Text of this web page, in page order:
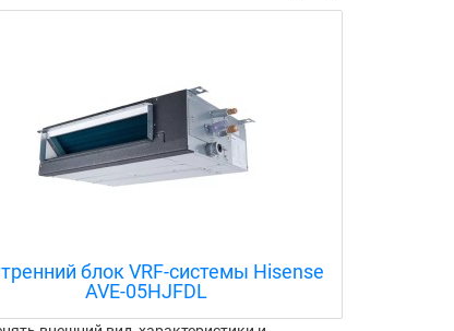
блок VRF-системы Hisense
AVD-12HCFCH